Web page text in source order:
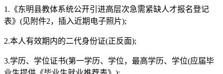
1.《东明县教体系统公开引进高层次急需紧缺人才报名登记
表》(见附件2，插入近期电子照片);
2.本人有效期内的二代身份证(正反面);
3.学历、学位证书(第一学历、学位，最高学历、学位(应届毕